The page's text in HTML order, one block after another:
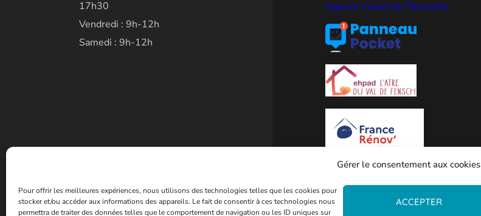
Gérer le consentement aux cookies
Pour offrir les meilleures expériences, nous utilisons des technologies telles que les cookies pour
stocker et/ou accéder aux informations des appareils. Le fait de consentir à ces technologies nous
permettra de traiter des données telles que le comportement de navigation ou les ID uniques sur
ACCEPTER
17h30
Vendredi : 9h-12h
Samedi : 9h-12h
Agence Vivest de Thionville